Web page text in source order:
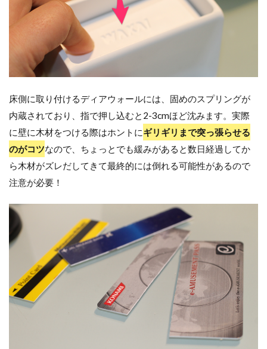
床側に取り付けるディアウォールには、固めのスプリングが
内蔵されており、指で押し込むと2-3cmほど沈みます。実際
に壁に木材をつける際はホントにギリギリまで突っ張らせる
のがコツなので、ちょっとでも緩みがあると数日経過してか
ら木材がズレだしてきて最終的には倒れる可能性があるので
注意が必要！